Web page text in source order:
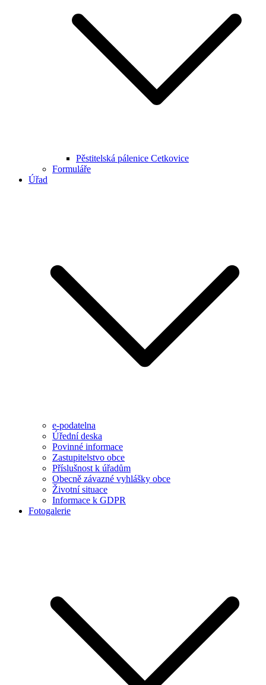
Pěstitelská pálenice Cetkovice
Formuláře
Úřad
e-podatelna
Úřední deska
Povinné informace
Zastupitelstvo obce
Příslušnost k úřadům
Obecně závazné vyhlášky obce
Životní situace
Informace k GDPR
Fotogalerie